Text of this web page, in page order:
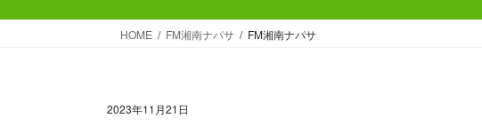
HOME FM湘南ナパサ FM湘南ナパサ
2023年11月21日